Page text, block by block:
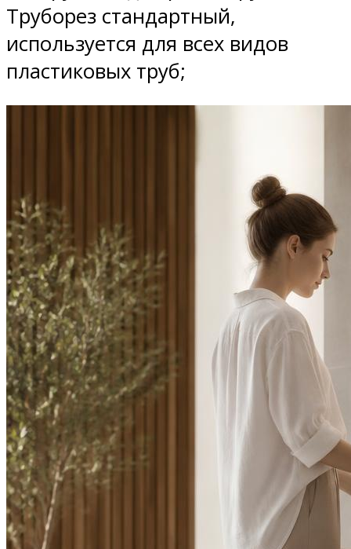
Труборез стандартный,
используется для всех видов
пластиковых труб;